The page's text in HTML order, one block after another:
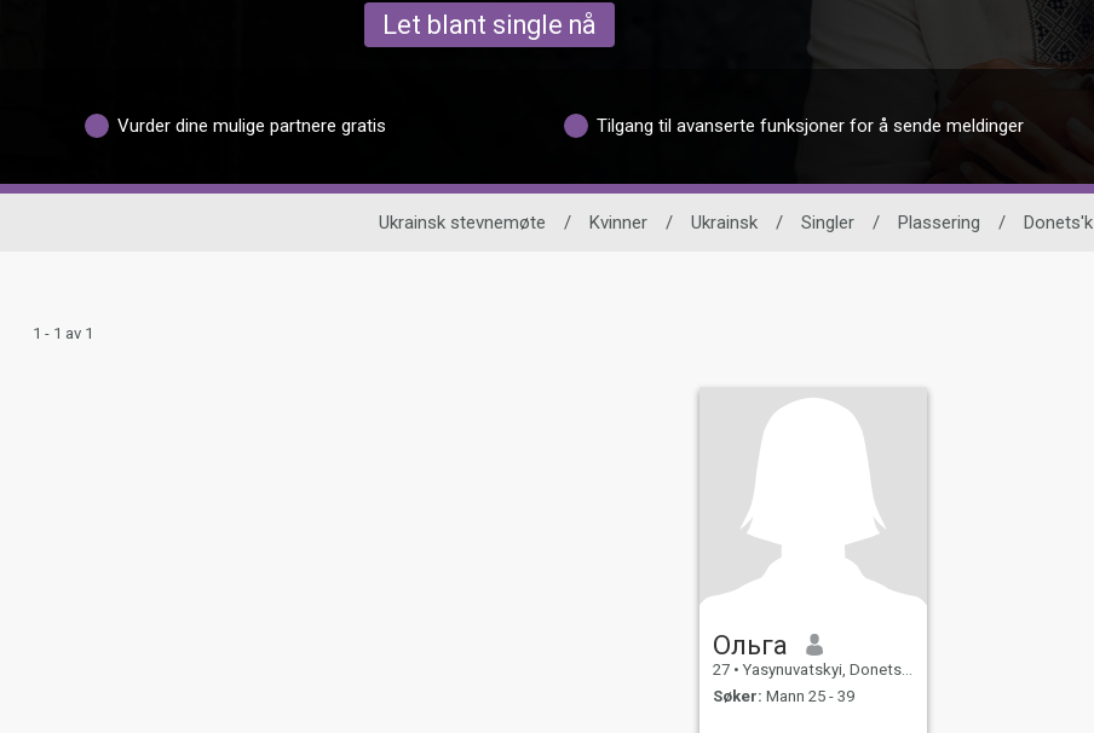
Let blant single nå
Vurder dine mulige partnere gratis Tilgang til avanserte funksjoner for å sende meldinger
Ukrainsk stevnemøte / Kvinner / Ukrainsk / Singler / Plassering / Donets'k
1 - 1 av 1
Ольга
27 • Yasynuvatskyi, Donets'k, Ukraina
Søker: Mann 25 - 39